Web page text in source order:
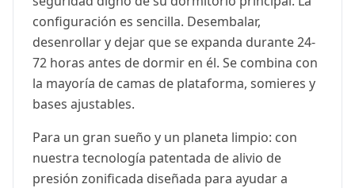
configuración es sencilla. Desembalar,
desenrollar y dejar que se expanda durante 24-
72 horas antes de dormir en él. Se combina con
la mayoría de camas de plataforma, somieres y
bases ajustables.
Para un gran sueño y un planeta limpio: con
nuestra tecnología patentada de alivio de
presión zonificada diseñada para ayudar a